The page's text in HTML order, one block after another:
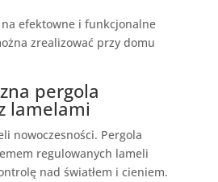
na efektowne i funkcjonalne
zrealizować przy domu
pergola
lamelami
nowoczesności. Pergola
regulowanych lameli
nad światłem i cieniem.